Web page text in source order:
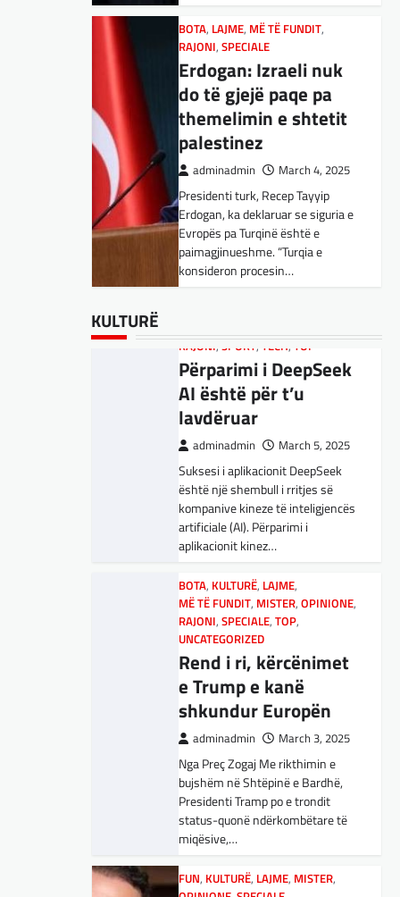
BOTA, LAJME, MË TË FUNDIT,
RAJONI,SPECIALE
Erdogan: Izraeli nuk
do të gjejë paqe pa
themelimin e shtetit
palestinez
adminadmin March 4, 2025
Presidenti turk, Recep Tayyip
Erdogan, ka deklaruar se siguria e
Evropës pa Turqinë është e
paimagjinueshme. “Turqia e
konsideron procesin…
Konkurrenti francez i
Starlink pa aksionet e
tij të trefishohen në
vlerë pasi Trump
ndaloi ndihmën për
Ukrainën
adminadmin March 5, 2025
Aksionet e ofruesit francez të
satelitëve Eutelsat u trefishuan
në vlerë gjatë dy ditëve të fundit
mes shqetësimeve se qasja…
BOTA,LAJME,MË TË FUNDIT
OPINIONE,RAJONI
Gjermani, ekspertët
sugjerojnë 400
miliardë euro për
mbrojtje
adminadmin March 4, 2025
Gjermania ndodhet aktualisht në
kulmin e përpjekjeve për krijimin e
qeverisë dhe koha nuk pret.
CDU/CSU dhe SPD po
KULTURË
BOTA,KULTURË,LAJME,MISTER,
RAJONI,SPECIALE,TECH
Varësia nga ChatGPT
është në rritje:
Kujdes! Këto janë
pasojat e mundshme
adminadmin
Sipas studiuesve, përdoruesit që
përdorin shpesh ChatGPT për
biseda jopersonale, duke
përfshirë kërkimin e këshillave,
shpjegimet konceptuale dhe
ndihmën për…
RAJONI,SPORT, TECH, TOP
Përparimi i DeepSeek
AI është për t’u
lavdëruar
adminadmin March 5, 2025
Suksesi i aplikacionit DeepSeek
është një shembull i rritjes së
kompanive kineze të inteligjencës
artificiale (AI). Përparimi i
aplikacionit kinez…
BOTA, KULTURË, LAJME,
MË TË FUNDIT, MISTER,OPINIONE,
RAJONI,SPECIALE,TOP,
UNCATEGORIZED
Rend i ri, kërcënimet
e Trump e kanë
shkundur Europën
adminadmin March 3, 2025
Nga Preç Zogaj Me rikthimin e
bujshëm në Shtëpinë e Bardhë,
Presidenti Tramp po e trondit
status-quonë ndërkombëtare të
miqësive,…
FUN, KULTURË, LAJME, MISTER,
SPORT,VENDI
FFM pranon
kërkesën e
Shkëndija ndaj
Vardarit do të luaj të
dielën
adminadmin
2024
Shkëndija dhe Vardari do të luajnë
zyrtarisht të dielën. Vendimi ka
ardhur nga Federata e futbollit të
Maqedonisë së Veriut…
LAJME,SPORT
Ja Kush E Bindi
Presidentin E
Vllaznisë Për Të
Marrë Qatip Osmanin
adminadmin
February 20,
2024
Skuadra e njohur shqiptare e
Vllaznisë nga Shkodra, me 30
tetor në postin e trajnerit
zyrtarizoi strategun tetovar, Qatip
Osmani.…
SPORT
Goli i Leipzigut ishte i
rregullt!